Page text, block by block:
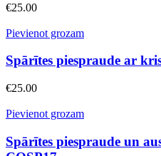
€25.00
Pievienot grozam
Spārītes piespraude ar
€25.00
Pievienot grozam
Spārītes piespraude un